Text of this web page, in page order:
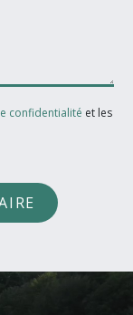
confidentialité et les